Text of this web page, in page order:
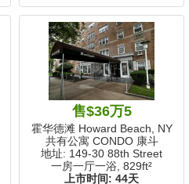
售$36万5
霍华德滩 Howard Beach, NY
共有公寓 CONDO 康斗
地址: 149-30 88th Street
一房一厅一浴, 829ft²
上市时间: 44天